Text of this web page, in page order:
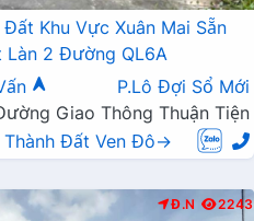
Khu Vực Xuân Mai Sẵn
Làn 2 Đường QL6A
P.Lô Đợi Sổ Mới
Giao Thông Thuận Tiện
Thành Đất Ven Đô→
Đ.N 2243